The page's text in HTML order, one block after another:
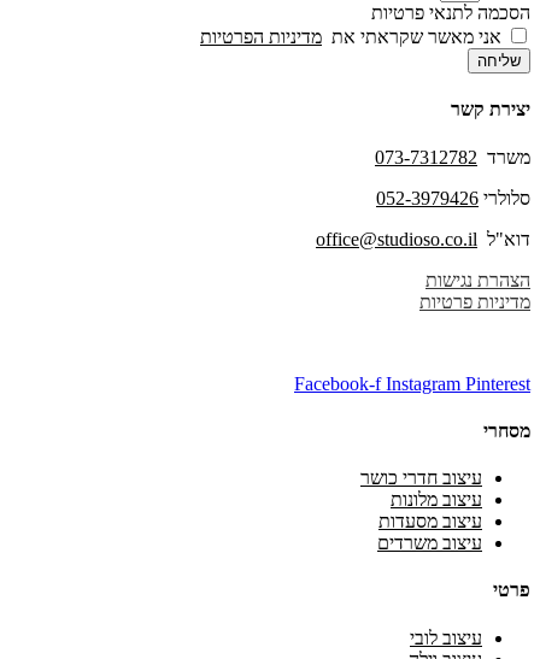
הסכמה לתנאי פרטיות
אני מאשר שקראתי את מדיניות הפרטיות
שליחה
יצירת קשר
משרד 073-7312782
סלולרי 052-3979426
דוא"ל office@studioso.co.il
הצהרת נגישות
מדיניות פרטיות
Facebook-f Instagram Pinterest
מסחרי
עיצוב חדרי כושר
עיצוב מלונות
עיצוב מסעדות
עיצוב משרדים
פרטי
עיצוב לובי